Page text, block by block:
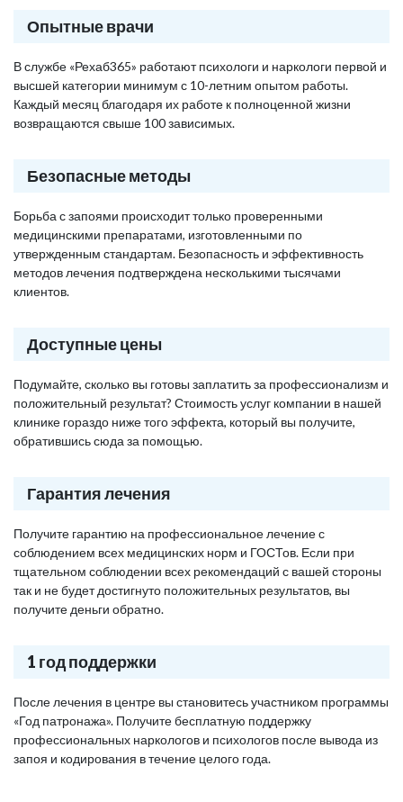
Опытные врачи
В службе «Рехаб365» работают психологи и наркологи первой и
высшей категории минимум с 10-летним опытом работы.
Каждый месяц благодаря их работе к полноценной жизни
возвращаются свыше 100 зависимых.
Безопасные методы
Борьба с запоями происходит только проверенными
медицинскими препаратами, изготовленными по
утвержденным стандартам. Безопасность и эффективность
методов лечения подтверждена несколькими тысячами
клиентов.
Доступные цены
Подумайте, сколько вы готовы заплатить за профессионализм и
положительный результат? Стоимость услуг компании в нашей
клинике гораздо ниже того эффекта, который вы получите,
обратившись сюда за помощью.
Гарантия лечения
Получите гарантию на профессиональное лечение с
соблюдением всех медицинских норм и ГОСТов. Если при
тщательном соблюдении всех рекомендаций с вашей стороны
так и не будет достигнуто положительных результатов, вы
получите деньги обратно.
1 год поддержки
После лечения в центре вы становитесь участником программы
«Год патронажа». Получите бесплатную поддержку
профессиональных наркологов и психологов после вывода из
запоя и кодирования в течение целого года.